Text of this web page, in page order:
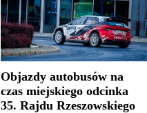
Objazdy autobusów na
czas miejskiego odcinka
35. Rajdu Rzeszowskiego